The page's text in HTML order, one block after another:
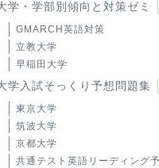
学・学部別傾向と対策ゼミ
GMARCH英語対策
立教大学
早稲田大学
学入試そっくり予想問題集
東京大学
筑波大学
京都大学
共通テスト英語リーディング